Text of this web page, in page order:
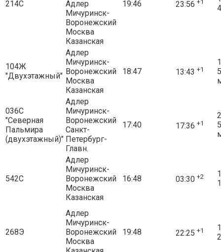
214С
Адлер
Мичуринск-
Воронежский
Москва
Казанская
19:46 23:56 +1
104Ж
"Двухэтажный"
Адлер
Мичуринск-
Воронежский
Москва
Казанская
18:47 13:43 +1
036С
"Северная
Пальмира
(двухэтажный)"
Адлер
Мичуринск-
Воронежский
Санкт-
Петербург-
Главн.
17:40 17:36 +1
542С
Адлер
Мичуринск-
Воронежский
Москва
Казанская
16:48 03:30 +2
268Э
Адлер
Мичуринск-
Воронежский
Москва
19:48 22:25 +1